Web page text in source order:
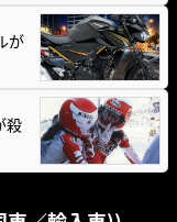
が
殺